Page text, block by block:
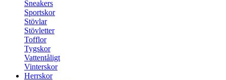
Sneakers
Sportskor
Stövlar
Stövletter
Tofflor
Tygskor
Vattentåligt
Vinterskor
Herrskor